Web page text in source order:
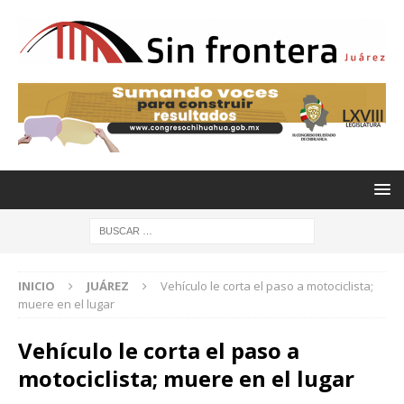
INICIO JUÁREZ
Vehículo le corta el paso a motociclista;
muere en el lugar
Vehículo le corta el paso a
motociclista; muere en el lugar